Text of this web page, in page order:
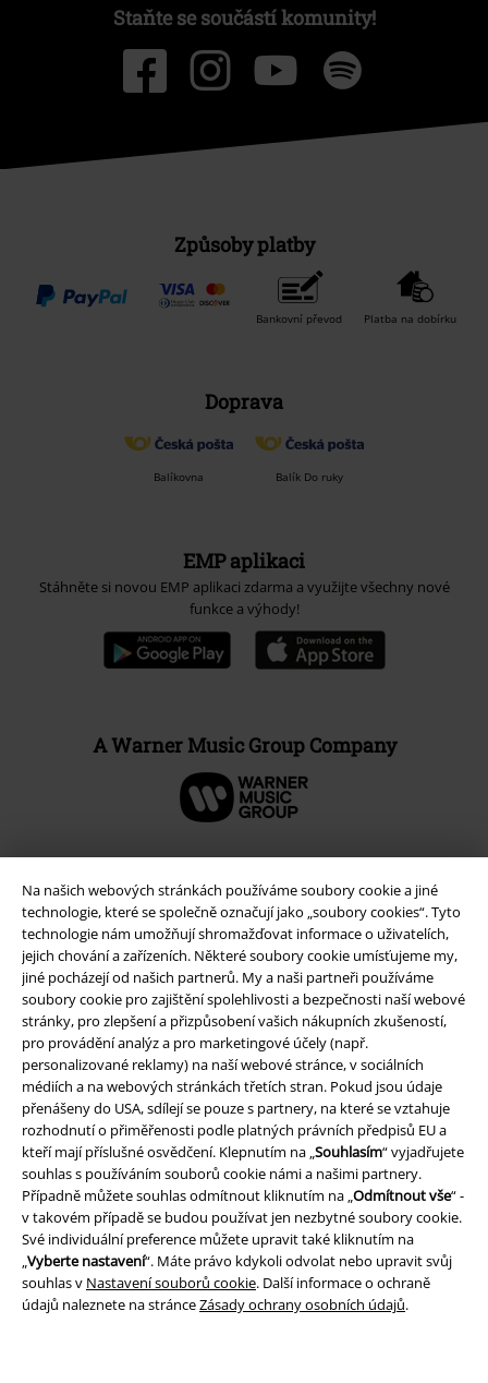
Na našich webových stránkách používáme soubory cookie a jiné
technologie, které se společně označují jako „soubory cookies“. Tyto
technologie nám umožňují shromažďovat informace o uživatelích,
jejich chování a zařízeních. Některé soubory cookie umísťujeme my,
jiné pocházejí od našich partnerů. My a naši partneři používáme
soubory cookie pro zajištění spolehlivosti a bezpečnosti naší webové
stránky, pro zlepšení a přizpůsobení vašich nákupních zkušeností,
pro provádění analýz a pro marketingové účely (např.
personalizované reklamy) na naší webové stránce, v sociálních
médiích a na webových stránkách třetích stran. Pokud jsou údaje
přenášeny do USA, sdílejí se pouze s partnery, na které se vztahuje
rozhodnutí o přiměřenosti podle platných právních předpisů EU a
kteří mají příslušné osvědčení. Klepnutím na „Souhlasím“ vyjadřujete
souhlas s používáním souborů cookie námi a našimi partnery.
Případně můžete souhlas odmítnout kliknutím na „Odmítnout vše“ -
v takovém případě se budou používat jen nezbytné soubory cookie.
Své individuální preference můžete upravit také kliknutím na
„Vyberte nastavení“. Máte právo kdykoli odvolat nebo upravit svůj
souhlas v Nastavení souborů cookie. Další informace o ochraně
údajů naleznete na stránceZásady ochrany osobních údajů.
Staňte se součástí komunity!
Způsoby platby
Bankovní převod Platba na dobírku
Doprava
Balíkovna Balík Do ruky
EMP aplikaci
Stáhněte si novou EMP aplikaci zdarma a využijte všechny nové
funkce a výhody!
A Warner Music Group Company
Právní informace
Podmínky
Prohlášení
Ochrana osobních údajů
Likvidace odpadu a ochrana životního prostředí
Prohlášení o shodě